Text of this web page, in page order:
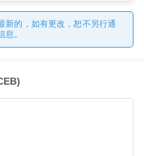
新的，如有更改，恕不另行通
。